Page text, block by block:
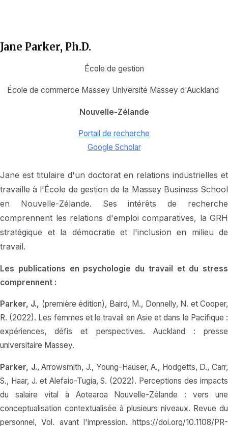
Jane Parker, Ph.D.
École de gestion
École de commerce Massey Université Massey d'Auckland
Nouvelle-Zélande
Portail de recherche
Google Scholar
Jane est titulaire d'un doctorat en relations industrielles et
travaille à l'École de gestion de la Massey Business School
en Nouvelle-Zélande. Ses intérêts de recherche
comprennent les relations d'emploi comparatives, la GRH
stratégique et la démocratie et l'inclusion en milieu de
travail.
Les publications en psychologie du travail et du stress
comprennent :
Parker, J., (première édition), Baird, M., Donnelly, N. et Cooper,
R. (2022). Les femmes et le travail en Asie et dans le Pacifique :
expériences, défis et perspectives. Auckland : presse
universitaire Massey.
Parker, J., Arrowsmith, J., Young-Hauser, A., Hodgetts, D., Carr,
S., Haar, J. et Alefaio-Tugia, S. (2022). Perceptions des impacts
du salaire vital à Aotearoa Nouvelle-Zélande : vers une
conceptualisation contextualisée à plusieurs niveaux. Revue du
personnel, Vol. avant l'impression. https://doi.org/10.1108/PR-